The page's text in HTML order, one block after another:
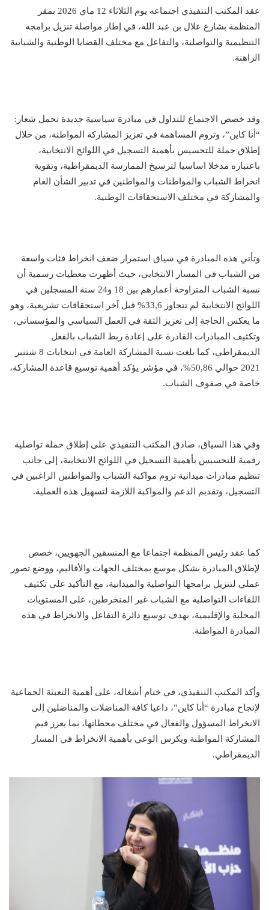
عقد المكتب التنفيذي اجتماعه يوم الثلاثاء 12 ماي 2026 بمقر
المنظمة بشارع علال بن عبد الله، في إطار مواصلة تنزيل برامجه
التنظيمية والتواصلية، والتفاعل مع مختلف القضايا الوطنية والشبابية
الراهنة.
وقد خصص الاجتماع للتداول في مبادرة سياسية جديدة تحمل شعار:
“أنا كاين”، وتروم المساهمة في تعزيز المشاركة المواطنة، من خلال
إطلاق حملة للتحسيس بأهمية التسجيل في اللوائح الانتخابية،
باعتباره مدخلا اساسيا لترسيخ الممارسة الديمقراطية، وتقوية
انخراط الشباب والمواطنات والمواطنين في تدبير الشأن العام
والمشاركة في مختلف الاستحقاقات الوطنية.
وتأتي هذه المبادرة في سياق استمرار ضعف انخراط فئات واسعة
من الشباب في المسار الانتخابي، حيث أظهرت معطيات رسمية أن
نسبة الشباب المتراوحة أعمارهم بين 18 و24 سنة المسجلين في
اللوائح الانتخابية لم تتجاوز 33,6% قبل آخر استحقاقات تشريعية، وهو
ما يعكس الحاجة إلى تعزيز الثقة في العمل السياسي والمؤسساتي،
وتكثيف المبادرات القادرة على إعادة ربط الشباب بالفعل
الديمقراطي، كما بلغت نسبة المشاركة العامة في انتخابات 8 شتنبر
2021 حوالي 50,86%، في مؤشر يؤكد أهمية توسيع قاعدة المشاركة،
خاصة في صفوف الشباب.
وفي هذا السياق، صادق المكتب التنفيذي على إطلاق حملة تواصلية
رقمية للتحسيس بأهمية التسجيل في اللوائح الانتخابية، إلى جانب
تنظيم مبادرات ميدانية تروم مواكبة الشباب والمواطنين الراغبين في
التسجيل، وتقديم الدعم والمواكبة اللازمة لتسهيل هذه العملية.
كما عقد رئيس المنظمة اجتماعا مع المنسقين الجهويين، خصص
لإطلاق المبادرة بشكل موسع بمختلف الجهات والأقاليم، ووضع تصور
عملي لتنزيل برامجها التواصلية والميدانية، مع التأكيد على تكثيف
اللقاءات التواصلية مع الشباب غير المنخرطين، على المستويات
المحلية والإقليمية، بهدف توسيع دائرة التفاعل والانخراط في هذه
المبادرة المواطنة.
وأكد المكتب التنفيذي، في ختام أشغاله، على أهمية التعبئة الجماعية
لإنجاح مبادرة “أنا كاين”، داعيا كافة المناضلات والمناضلين إلى
الانخراط المسؤول والفعال في مختلف محطاتها، بما يعزز قيم
المشاركة المواطنة ويكرس الوعي بأهمية الانخراط في المسار
الديمقراطي.